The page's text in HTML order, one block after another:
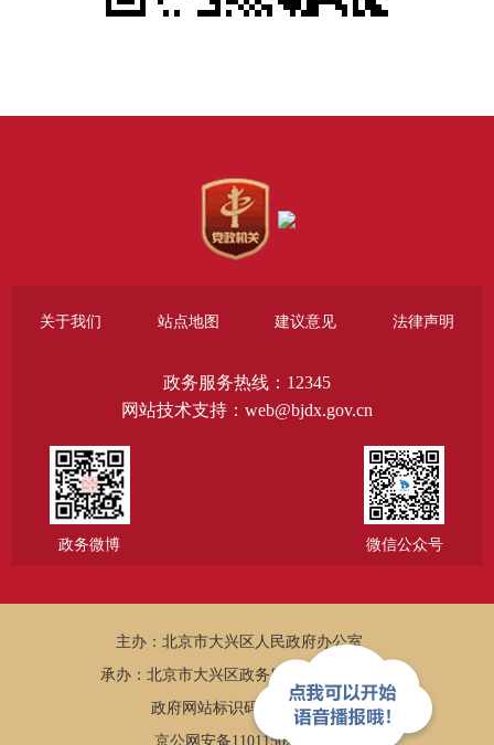
关于我们 站点地图 建议意见 法律声明
政务服务热线：12345
网站技术支持：web@bjdx.gov.cn
政务微博 微信公众号
主办：北京市大兴区人民政府办公室
承办：北京市大兴区政务服务和数据管理局
政府网站标识码：1101150005
京公网安备11011502002502